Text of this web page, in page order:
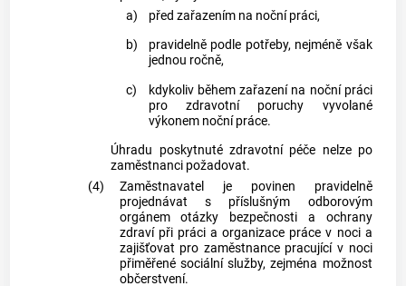
a)
před zařazením na noční práci,
b)
pravidelně podle potřeby, nejméně však
jednou ročně,
c)
kdykoliv během zařazení na noční práci
pro zdravotní poruchy vyvolané
výkonem noční práce.
Úhradu poskytnuté zdravotní péče nelze po
zaměstnanci požadovat.
(4)
Zaměstnavatel je povinen pravidelně
projednávat s příslušným odborovým
orgánem otázky bezpečnosti a ochrany
zdraví při práci a organizace práce v noci a
zajišťovat pro zaměstnance pracující v noci
přiměřené sociální služby, zejména možnost
občerstvení.